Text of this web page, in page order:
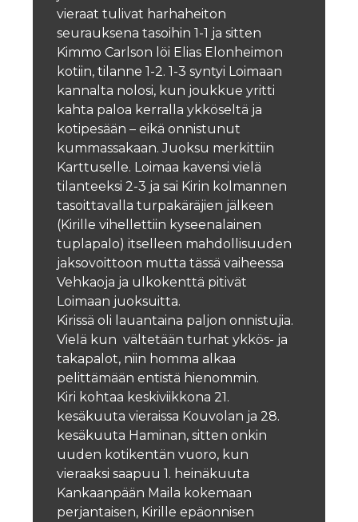
vieraat tulivat harhaheiton
seurauksena tasoihin 1-1 ja sitten
Kimmo Carlson löi Elias Elonheimon
kotiin, tilanne 1-2.1-3 syntyi Loimaan
kannalta nolosi, kun joukkue yritti
kahta paloa kerralla ykköseltä ja
kotipesään – eikä onnistunut
kummassakaan. Juoksu merkittiin
Karttuselle. Loimaa kavensi vielä
tilanteeksi 2-3 ja sai Kirin kolmannen
tasoittavalla turpakäräjien jälkeen
(Kirille vihellettiin kyseenalainen
tuplapalo) itselleen mahdollisuuden
jaksovoittoon mutta tässä vaiheessa
Vehkaoja ja ulkokenttä pitivät
Loimaan juoksuitta.
Kirissä oli lauantaina paljon onnistujia.
Vielä kun vältetään turhat ykkös- ja
takapalot, niin homma alkaa
pelittämään entistä hienommin.
Kiri kohtaa keskiviikkona 21.
kesäkuuta vieraissa Kouvolan ja 28.
kesäkuuta Haminan, sitten onkin
uuden kotikentän vuoro, kun
vieraaksi saapuu 1. heinäkuuta
Kankaanpään Maila kokemaan
perjantaisen, Kirille epäonnisen